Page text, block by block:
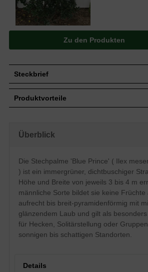
Zu den Produkten
Steckbrief
Zuwachs
Wuchsform
Blatt
zugespitzt, gewellter
Dornen besetzt,
Frucht
Keine
Blüte
Weiß, im Mai
Boden
Feuchte, humose, gut
Böden, Staunässe
Standort
Sonnig bis schattig
Produktvorteile
robust
sehr frosthart und windfest
verträgt keine Staunässe
langsamwüchsig
Überblick
Die Stechpalme 'Blue Prince' ( Ilex
) ist ein immergrüner, dichtbuschiger
Höhe und Breite von jeweils 3 bis 4 m
männliche Sorte bildet sie keine Früchte
aufrecht bis breit-pyramidenförmig mit
glänzendem Laub und gilt als
für Hecken, Solitärstellung oder
sonnigen bis schattigen Standorten.
Details